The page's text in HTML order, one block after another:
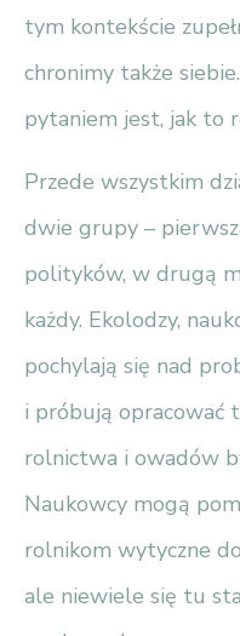
tym kontekście
chronimy także
pytaniem jest, jak to
Przede wszystkim
dwie grupy –
polityków, w drugą
każdy. Ekolodzy,
pochylają się nad
i próbują opracować
rolnictwa i owadów
Naukowcy mogą
rolnikom wytyczne
ale niewiele się tu